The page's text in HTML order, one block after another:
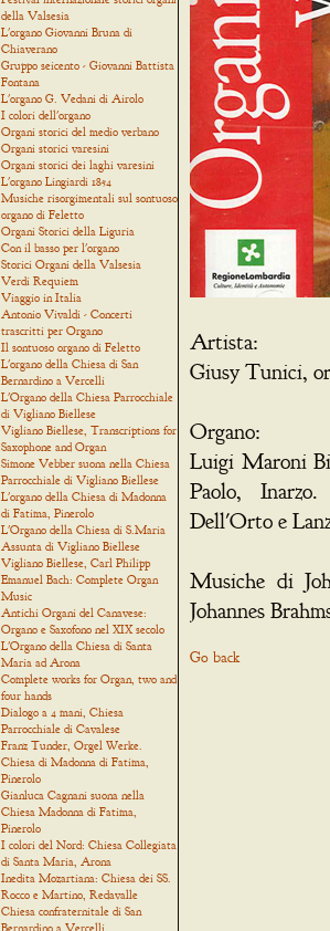
della Valsesia
L'organo Giovanni Bruna di
Chiaverano
Gruppo seicento - Giovanni Battista
Fontana
L'organo G. Vedani di Airolo
I colori dell'organo
Organi storici del medio verbano
Organi storici varesini
Organi storici dei laghi varesini
L'organo Lingiardi 1854
Musiche risorgimentali sul sontuoso
organo di Feletto
Organi Storici della Liguria
Con il basso per l'organo
Storici Organi della Valsesia
Verdi Requiem
Viaggio in Italia
Antonio Vivaldi - Concerti
trascritti per Organo
Il sontuoso organo di Feletto
L'organo della Chiesa di San
Bernardino a Vercelli
L'Organo della Chiesa Parrocchiale
di Vigliano Biellese
Vigliano Biellese, Transcriptions for
Saxophone and Organ
Simone Vebber suona nella Chiesa
Parrocchiale di Vigliano Biellese
L'organo della Chiesa di Madonna
di Fatima, Pinerolo
L'Organo della Chiesa di S.Maria
Assunta di Vigliano Biellese
Vigliano Biellese, Carl Philipp
Emanuel Bach: Complete Organ
Music
Antichi Organi del Canavese:
Organo e Saxofono nel XIX secolo
L'Organo della Chiesa di Santa
Maria ad Arona
Complete works for Organ, two and
four hands
Dialogo a 4 mani, Chiesa
Parrocchiale di Cavalese
Franz Tunder, Orgel Werke.
Chiesa di Madonna di Fatima,
Pinerolo
Gianluca Cagnani suona nella
Chiesa Madonna di Fatima,
Pinerolo
I colori del Nord: Chiesa Collegiata
di Santa Maria, Arona
Inedita Mozartiana: Chiesa dei SS.
Rocco e Martino, Redavalle
Chiesa confraternitale di San
Bernardino a Vercelli
Artista:
Giusy Tunici,
Organo:
Luigi Maroni
Paolo,
Dell'Orto e
Musiche di
Johannes
Go back